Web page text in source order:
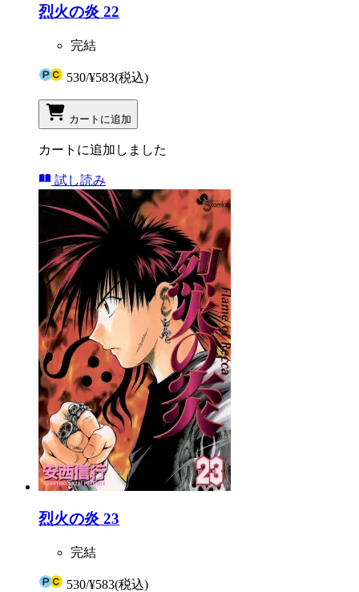
烈火の炎 22
完結
530/¥583(税込)
カートに追加
カートに追加しました
試し読み
烈火の炎 23
完結
530/¥583(税込)